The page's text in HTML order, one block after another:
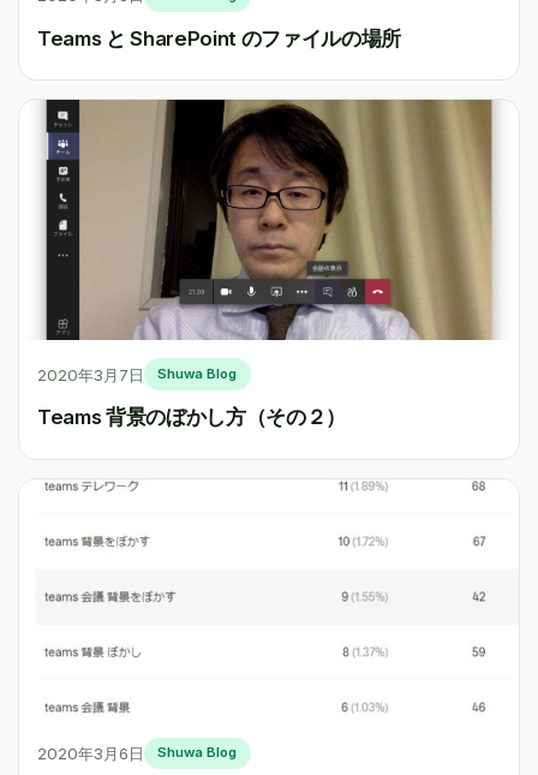
Teams と SharePoint のファイルの場所
2020年3月7日 Shuwa Blog
Teams 背景のぼかし方（その２）
2020年3月6日 Shuwa Blog